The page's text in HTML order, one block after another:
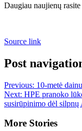
Daugiau naujienų
Source link
Post
Previous: 10-metė
Next: HPE pranoko
susirūpinimo dėl silpnų
More Stories